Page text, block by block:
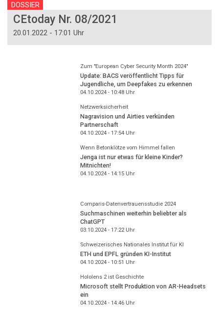
DOSSIER
CEtoday Nr. 08/2021
20.01.2022 - 17:01 Uhr
Zum "European Cyber Security Month 2024"
Update: BACS veröffentlicht Tipps für
Jugendliche, um Deepfakes zu erkennen
04.10.2024 - 10:48Uhr
Netzwerksicherheit
Nagravision und Airties verkünden
Partnerschaft
04.10.2024 - 17:54Uhr
Wenn Betonklötze vom Himmel fallen
Jenga ist nur etwas für kleine Kinder?
Mitnichten!
04.10.2024 - 14:15Uhr
Comparis-Datenvertrauensstudie 2024
Suchmaschinen weiterhin beliebter als
ChatGPT
03.10.2024 - 17:22Uhr
Schweizerisches Nationales Institut für KI
ETH und EPFL gründen KI-Institut
04.10.2024 - 10:51 Uhr
Hololens 2 ist Geschichte
Microsoft stellt Produktion von AR-Headsets
ein
04.10.2024 - 14:46Uhr